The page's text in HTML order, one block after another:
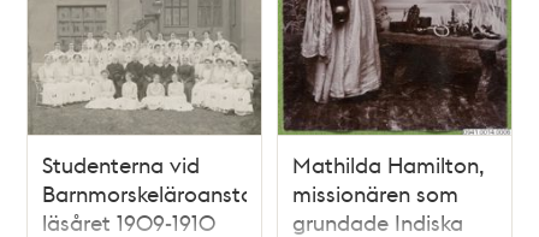
Studenterna vid
Barnmorskeläroanstalten
läsåret 1909-1910
Mathilda Hamilton,
missionären som
grundade Indiska